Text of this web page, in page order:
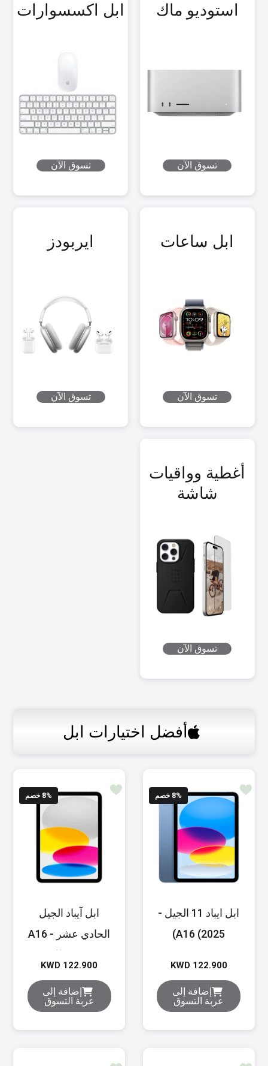
استوديو ماك
تسوق الآن
ابل اكسسوارات
تسوق الآن
ابل ساعات
تسوق الآن
ايربودز
تسوق الآن
أغطية وواقيات
شاشة
تسوق الآن
أفضل اختيارات ابل
8% خصم
ابل ايباد 11 الجيل -
A16 (2025)
KWD 122.900
إضافة إلى
عربة التسوق
8% خصم
ابل آيباد الجيل
الحادي عشر - A16
KWD 122.900
إضافة إلى
عربة التسوق